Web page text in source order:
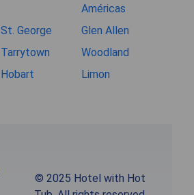
Américas
St. George
Glen Allen
Tarrytown
Woodland
Hobart Limon
© 2025 Hotel with Hot